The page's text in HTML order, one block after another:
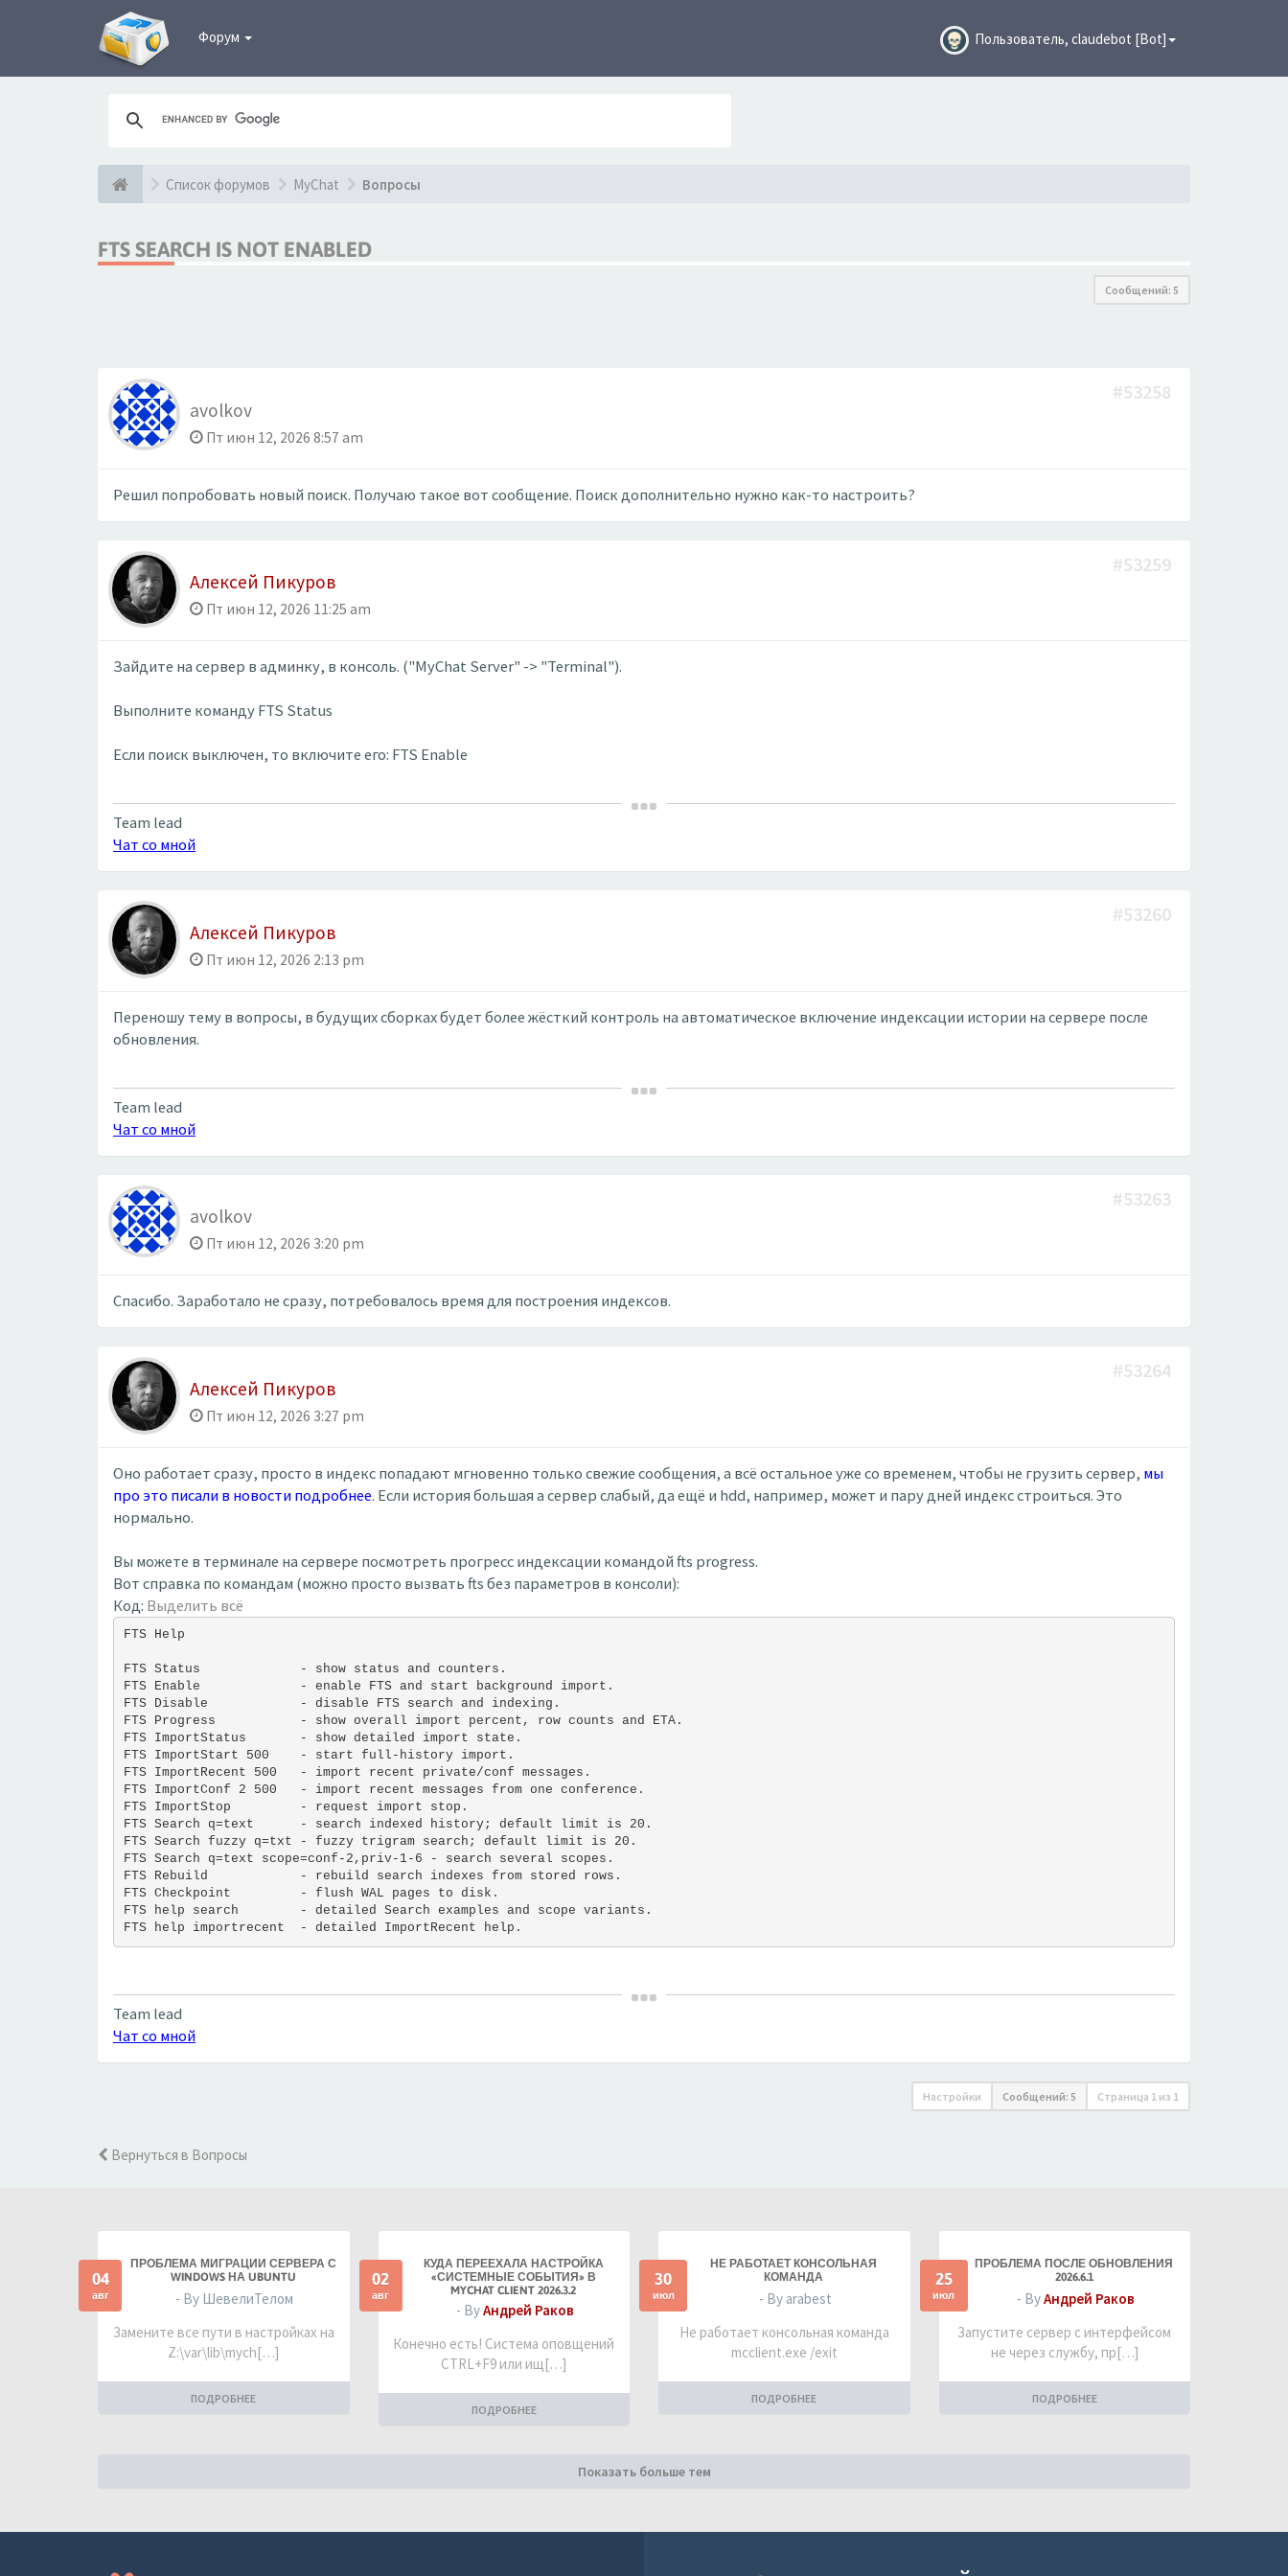
Форум Пользователь, claudebot [Bot]
Список форумов MyChat Вопросы
FTS SEARCH IS NOT ENABLED
Сообщений: 5
avolkov
Пт июн 12, 2026 8:57 am
#53258
Решил попробовать новый поиск. Получаю такое вот сообщение. Поиск дополнительно нужно как-то настроить?
Алексей Пикуров
Пт июн 12, 2026 11:25 am
#53259
Зайдите на сервер в админку, в консоль. ("MyChat Server" -> "Terminal").
Выполните команду FTS Status
Если поиск выключен, то включите его: FTS Enable
Team lead
Чат со мной
Алексей Пикуров
Пт июн 12, 2026 2:13 pm
#53260
Переношу тему в вопросы, в будущих сборках будет более жёсткий контроль на автоматическое включение индексации истории на сервере после
обновления.
Team lead
Чат со мной
avolkov
Пт июн 12, 2026 3:20 pm
#53263
Спасибо. Заработало не сразу, потребовалось время для построения индексов.
Алексей Пикуров
Пт июн 12, 2026 3:27 pm
#53264
Оно работает сразу, просто в индекс попадают мгновенно только свежие сообщения, а всё остальное уже со временем, чтобы не грузить сервер, мы
про это писали в новости подробнее. Если история большая а сервер слабый, да ещё и hdd, например, может и пару дней индекс строиться. Это
нормально.
Вы можете в терминале на сервере посмотреть прогресс индексации командой fts progress.
Вот справка по командам (можно просто вызвать fts без параметров в консоли):
Код: Выделить всё
FTS Help
FTS Status             - show status and counters.
FTS Enable             - enable FTS and start background import.
FTS Disable            - disable FTS search and indexing.
FTS Progress           - show overall import percent, row counts and ETA.
FTS ImportStatus       - show detailed import state.
FTS ImportStart 500    - start full-history import.
FTS ImportRecent 500   - import recent private/conf messages.
FTS ImportConf 2 500   - import recent messages from one conference.
FTS ImportStop         - request import stop.
FTS Search q=text      - search indexed history; default limit is 20.
FTS Search fuzzy q=txt - fuzzy trigram search; default limit is 20.
FTS Search q=text scope=conf-2,priv-1-6 - search several scopes.
FTS Rebuild            - rebuild search indexes from stored rows.
FTS Checkpoint         - flush WAL pages to disk.
FTS help search        - detailed Search examples and scope variants.
FTS help importrecent  - detailed ImportRecent help.
Team lead
Чат со мной
Настройки Сообщений: 5 Страница 1 из 1
Вернуться в Вопросы
04
авг
ПРОБЛЕМА МИГРАЦИИ СЕРВЕРА С
WINDOWS НА UBUNTU
- By ШевелиТелом
Замените все пути в настройках на
Z:\var\lib\mych[…]
ПОДРОБНЕЕ
02
авг
КУДА ПЕРЕЕХАЛА НАСТРОЙКА
«СИСТЕМНЫЕ СОБЫТИЯ» В
MYCHAT CLIENT 2026.3.2
- ByАндрей Раков
Конечно есть! Система оповщений
CTRL+F9 или ищ[…]
ПОДРОБНЕЕ
30
июл
НЕ РАБОТАЕТ КОНСОЛЬНАЯ
КОМАНДА
- By arabest
Не работает консольная команда
mcclient.exe /exit
ПОДРОБНЕЕ
25
июл
ПРОБЛЕМА ПОСЛЕ ОБНОВЛЕНИЯ
2026.6.1
- ByАндрей Раков
Запустите сервер с интерфейсом
не через службу, пр[…]
ПОДРОБНЕЕ
Показать больше тем